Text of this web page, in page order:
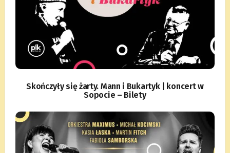
Skończyły się żarty. Mann i Bukartyk | koncert w
Sopocie – Bilety